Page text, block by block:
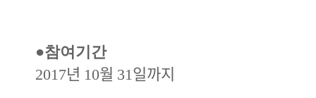
●참여기간
2017년 10월 31일까지